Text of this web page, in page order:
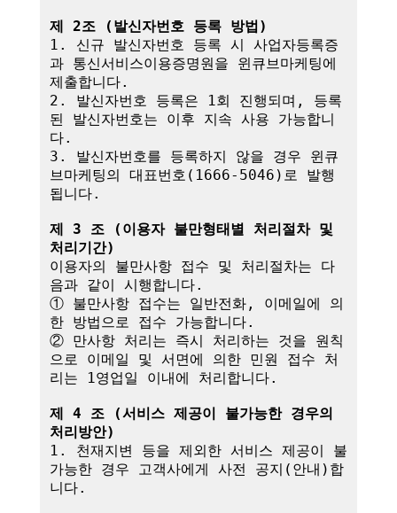
제 2조 (발신자번호 등록 방법)
1. 신규 발신자번호 등록 시 사업자등록증
과 통신서비스이용증명원을 윈큐브마케팅에
제출합니다.
2. 발신자번호 등록은 1회 진행되며, 등록
된 발신자번호는 이후 지속 사용 가능합니
다.
3. 발신자번호를 등록하지 않을 경우 윈큐
브마케팅의 대표번호(1666-5046)로 발행
됩니다.
제 3 조 (이용자 불만형태별 처리절차 및
처리기간)
이용자의 불만사항 접수 및 처리절차는 다
음과 같이 시행합니다.
① 불만사항 접수는 일반전화, 이메일에 의
한 방법으로 접수 가능합니다.
② 만사항 처리는 즉시 처리하는 것을 원칙
으로 이메일 및 서면에 의한 민원 접수 처
리는 1영업일 이내에 처리합니다.
제 4 조 (서비스 제공이 불가능한 경우의
처리방안)
1. 천재지변 등을 제외한 서비스 제공이 불
가능한 경우 고객사에게 사전 공지(안내)합
니다.